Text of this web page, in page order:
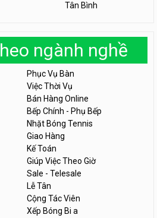
Tân Bình
ngành nghề
Phục Vụ Bàn
Việc Thời Vụ
Bán Hàng Online
Bếp Chính - Phụ Bếp
Nhặt Bóng Tennis
Giao Hàng
Kế Toán
Giúp Việc Theo Giờ
Sale - Telesale
Lễ Tân
Cộng Tác Viên
Xếp Bóng Bi a